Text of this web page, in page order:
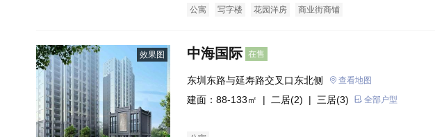
公寓 写字楼 花园洋房 商业街商铺
效果图 中海国际 在售
东圳东路与延寿路交叉口东北侧 查看地图
建面：88-133㎡ | 二居(2) | 三居(3) 全部户型